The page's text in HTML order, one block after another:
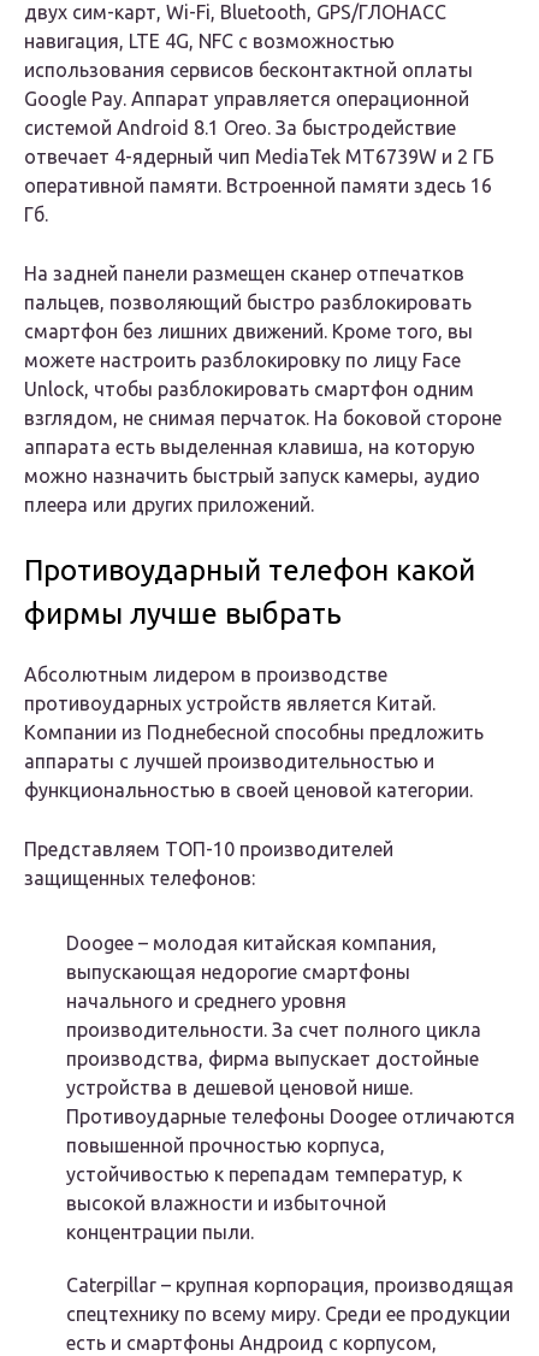
двух сим-карт, Wi-Fi, Bluetooth, GPS/ГЛОНАСС
навигация, LTE 4G, NFC с возможностью
использования сервисов бесконтактной оплаты
Google Pay. Аппарат управляется операционной
системой Android 8.1 Oreo. За быстродействие
отвечает 4-ядерный чип MediaTek MT6739W и 2 ГБ
оперативной памяти. Встроенной памяти здесь 16
Гб.
На задней панели размещен сканер отпечатков
пальцев, позволяющий быстро разблокировать
смартфон без лишних движений. Кроме того, вы
можете настроить разблокировку по лицу Face
Unlock, чтобы разблокировать смартфон одним
взглядом, не снимая перчаток. На боковой стороне
аппарата есть выделенная клавиша, на которую
можно назначить быстрый запуск камеры, аудио
плеера или других приложений.
Противоударный телефон какой
фирмы лучше выбрать
Абсолютным лидером в производстве
противоударных устройств является Китай.
Компании из Поднебесной способны предложить
аппараты с лучшей производительностью и
функциональностью в своей ценовой категории.
Представляем ТОП-10 производителей
защищенных телефонов:
Doogee – молодая китайская компания,
выпускающая недорогие смартфоны
начального и среднего уровня
производительности. За счет полного цикла
производства, фирма выпускает достойные
устройства в дешевой ценовой нише.
Противоударные телефоны Doogee отличаются
повышенной прочностью корпуса,
устойчивостью к перепадам температур, к
высокой влажности и избыточной
концентрации пыли.
Caterpillar – крупная корпорация, производящая
спецтехнику по всему миру. Среди ее продукции
есть и смартфоны Андроид с корпусом,